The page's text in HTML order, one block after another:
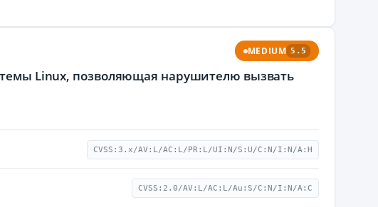
MEDIUM 5.5
Linux, позволяющая нарушителю вызвать
CVSS:3.x/AV:L/AC:L/PR:L/UI:N/S:U/C:N/I:N/A:H
CVSS:2.0/AV:L/AC:L/Au:S/C:N/I:N/A:C